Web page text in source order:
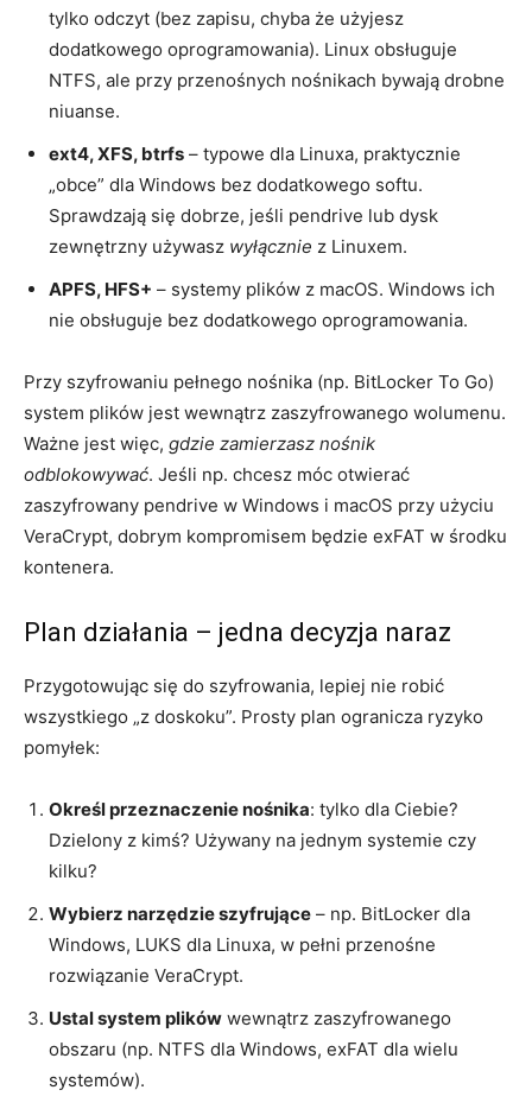
tylko odczyt (bez zapisu, chyba że użyjesz
dodatkowego oprogramowania). Linux obsługuje
NTFS, ale przy przenośnych nośnikach bywają drobne
niuanse.
ext4, XFS, btrfs – typowe dla Linuxa, praktycznie
„obce” dla Windows bez dodatkowego softu.
Sprawdzają się dobrze, jeśli pendrive lub dysk
zewnętrzny używasz wyłącznie z Linuxem.
APFS, HFS+ – systemy plików z macOS. Windows ich
nie obsługuje bez dodatkowego oprogramowania.
Przy szyfrowaniu pełnego nośnika (np. BitLocker To Go)
system plików jest wewnątrz zaszyfrowanego wolumenu.
Ważne jest więc, gdzie zamierzasz nośnik
odblokowywać. Jeśli np. chcesz móc otwierać
zaszyfrowany pendrive w Windows i macOS przy użyciu
VeraCrypt, dobrym kompromisem będzie exFAT w środku
kontenera.
Plan działania – jedna decyzja naraz
Przygotowując się do szyfrowania, lepiej nie robić
wszystkiego „z doskoku”. Prosty plan ogranicza ryzyko
pomyłek:
Określ przeznaczenie nośnika: tylko dla Ciebie?
Dzielony z kimś? Używany na jednym systemie czy
kilku?
Wybierz narzędzie szyfrujące – np. BitLocker dla
Windows, LUKS dla Linuxa, w pełni przenośne
rozwiązanie VeraCrypt.
Ustal system plików wewnątrz zaszyfrowanego
obszaru (np. NTFS dla Windows, exFAT dla wielu
systemów).